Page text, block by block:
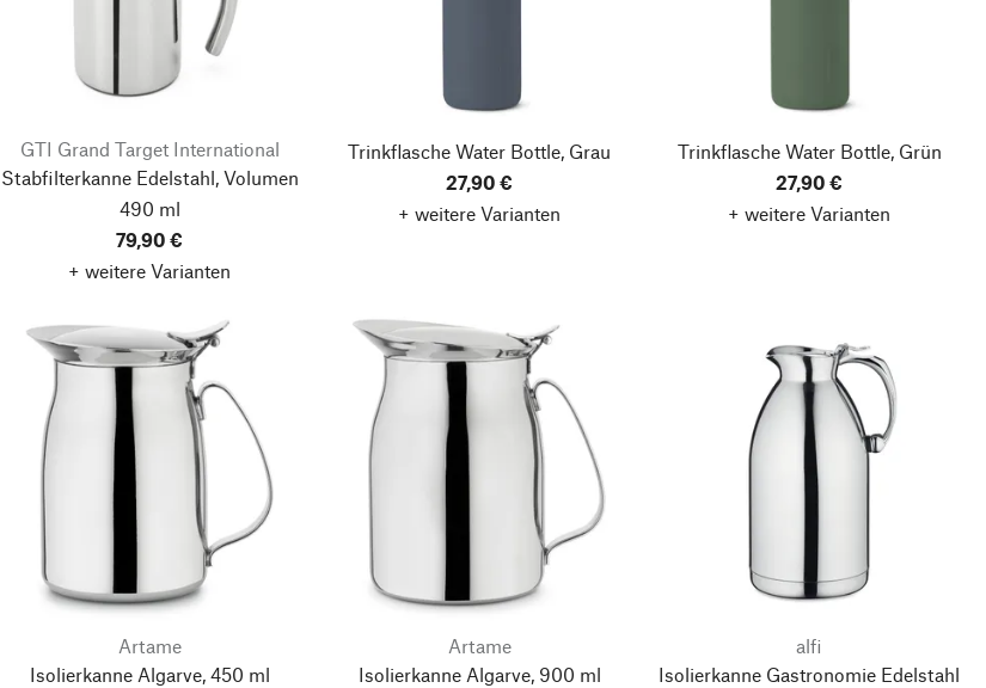
GTI Grand Target International
Stabfilterkanne Edelstahl, Volumen
490 ml
79,90 €
+ weitere Varianten
Trinkflasche Water Bottle, Grau
27,90 €
+ weitere Varianten
Trinkflasche Water Bottle, Grün
27,90 €
+ weitere Varianten
Artame
Isolierkanne Algarve, 450 ml
Artame
Isolierkanne Algarve, 900 ml
alfi
Isolierkanne Gastronomie Edelstahl